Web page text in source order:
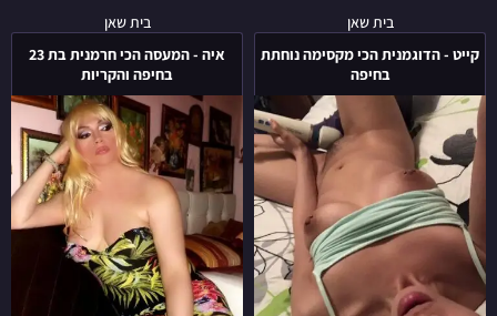
בית שאן
קייט - הדוגמנית הכי מקסימה נוחתת
בחיפה
קייט
-
הדוגמנית
הכי
מקסימה
נוחתת
בחיפה
בית שאן
איה - המעסה הכי חרמנית בת 23
בחיפה והקריות
איה
-
המעסה
הכי
חרמנית
בת
23
בחיפה
והקריות